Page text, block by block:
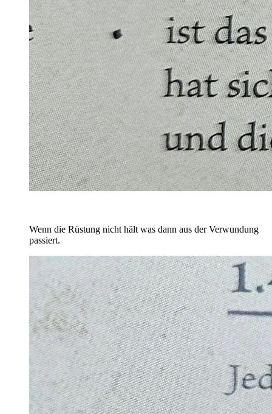
Wenn die Rüstung nicht hält was dann aus der Verwundung
passiert.